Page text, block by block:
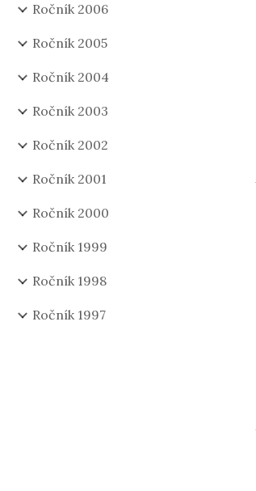
Ročník 2006
Ročník 2005
Ročník 2004
Ročník 2003
Ročník 2002
Ročník 2001
Ročník 2000
Ročník 1999
Ročník 1998
Ročník 1997